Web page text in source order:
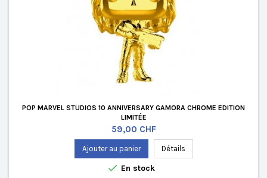
POP MARVEL STUDIOS 10 ANNIVERSARY GAMORA CHROME EDITION
LIMITÉE
Prix
59,00 CHF
Ajouter au panier Détails
 En stock